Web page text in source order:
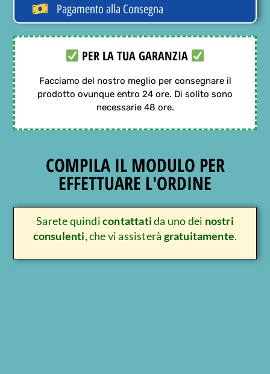
Pagamento alla Consegna
PER LA TUA GARANZIA
Facciamo del nostro meglio per consegnare il
prodotto ovunque entro 24 ore. Di solito sono
necessarie 48 ore.
COMPILA IL MODULO PER
EFFETTUARE L'ORDINE
Sarete quindicontattatida uno dei nostri
consulenti, che vi assisterà gratuitamente.